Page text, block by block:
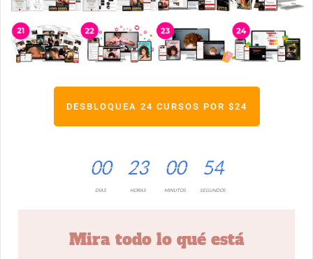
DESBLOQUEA 24 CURSOS POR $24
00
DÍAS
23
HORAS
00
MINUTOS
53
SEGUNDOS
Mira todo lo qué está